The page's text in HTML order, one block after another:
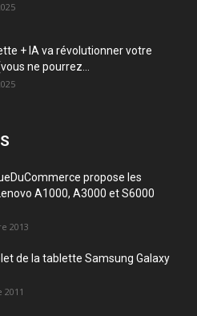
+ IA va révolutionner votre
ne pourrez...
propose les
A1000, A3000 et S6000
2013
de la tablette Samsung Galaxy